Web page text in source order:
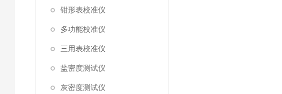
钳形表校准仪
多功能校准仪
三用表校准仪
盐密度测试仪
灰密度测试仪